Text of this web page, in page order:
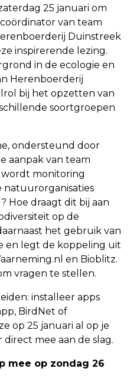
25 januari om
van team
Duinstreek
inspirerende lezing.
in de ecologie en
Herenboerderij
bij het opzetten van
soortgroepen
ondersteund door
aanpak van team
monitoring
natuurorganisaties
Hoe draagt dit bij aan
op de
het gebruik van
en legt de koppeling uit
en Bioblitz.
vragen te stellen.
installeer apps
BirdNet of
op 25 januari al op je
mee aan de slag.
mee op zondag 26